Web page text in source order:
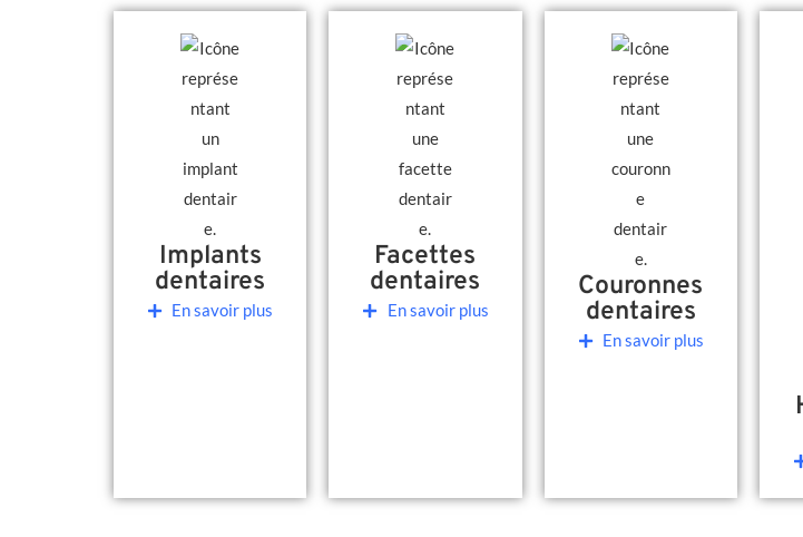
Implants
dentaires
En savoir plus
Facettes
dentaires
En savoir plus
Couronnes
dentaires
En savoir plus